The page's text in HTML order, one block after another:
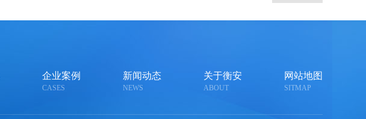
企业案例
CASES
新闻动态
NEWS
关于衡安
ABOUT
网站地图
SITMAP